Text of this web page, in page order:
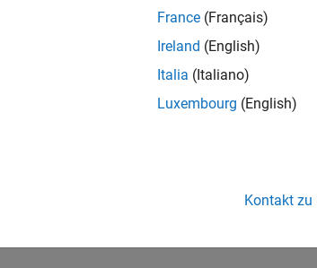
France (Français)
Ireland (English)
Italia (Italiano)
Luxembourg (English)
Kontakt zu